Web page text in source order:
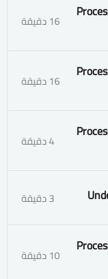
1. 1 1 16 دقيقة
2. 1 2 16 دقيقة
3. 1 3 4 دقيقة
3 دقيقة
5. 1 4 10 دقيقة